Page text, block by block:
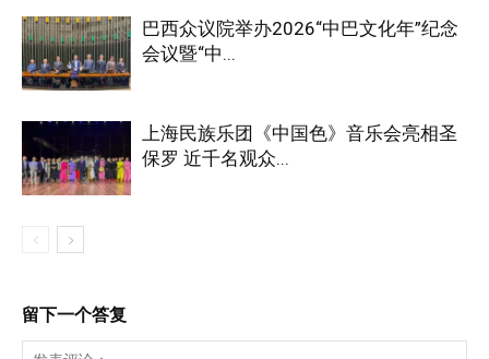
巴西众议院举办2026“中巴文化年”纪念
会议暨“中...
上海民族乐团《中国色》音乐会亮相圣
保罗 近千名观众...
留下一个答复